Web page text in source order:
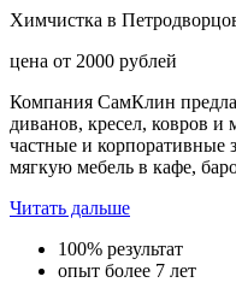
Химчистка в
цена от 2000 рублей
Компания СамКлин
диванов, кресел, ковров
частные и
мягкую мебель в кафе,
Читать дальше
100% результат
опыт более 7 лет